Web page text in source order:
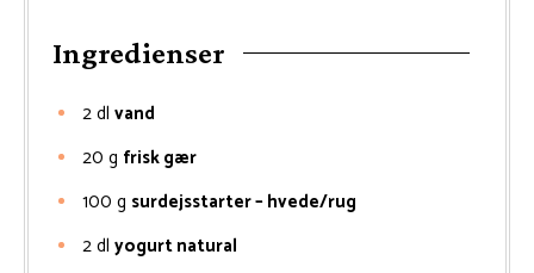
Ingredienser
2dl vand
20 g frisk gær
100 g surdejsstarter – hvede/rug
2dl yogurt natural